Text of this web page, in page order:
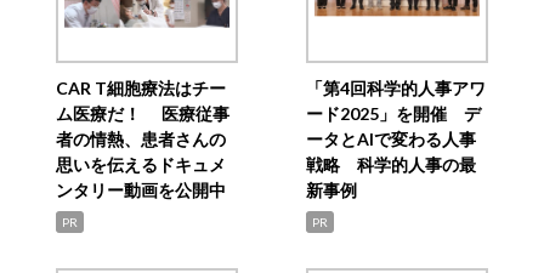
CAR T細胞療法はチー
ム医療だ！ 医療従事
者の情熱、患者さんの
思いを伝えるドキュメ
ンタリー動画を公開中
PR
「第4回科学的人事アワ
ード2025」を開催 デ
ータとAIで変わる人事
戦略 科学的人事の最
新事例
PR